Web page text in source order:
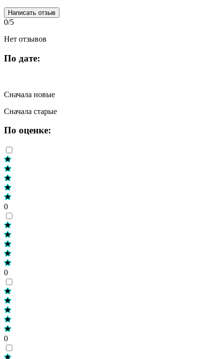
Написать отзыв
0/5
Нет отзывов
По дате:
Сначала новые
Сначала старые
По оценке:
0
0
0